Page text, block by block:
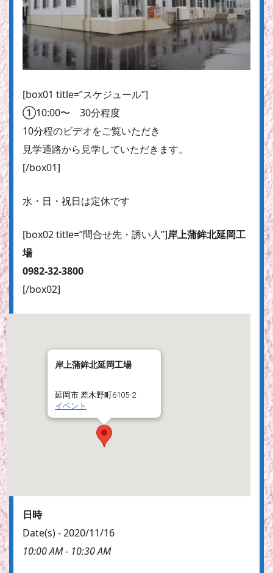
[box01 title=”スケジュール”]
①10:00〜 30分程度
10分程のビデオをご覧いただき
見学通路から見学していただきます。
[/box01]
水・日・祝日は定休です
[box02 title=”問合せ先・誘い人”]岸上蒲鉾北延岡工
場
0982-32-3800
[/box02]
岸上蒲鉾北延岡工場
延岡市 差木野町6105-2
イベント
日時
Date(s) - 2020/11/16
10:00 AM - 10:30 AM